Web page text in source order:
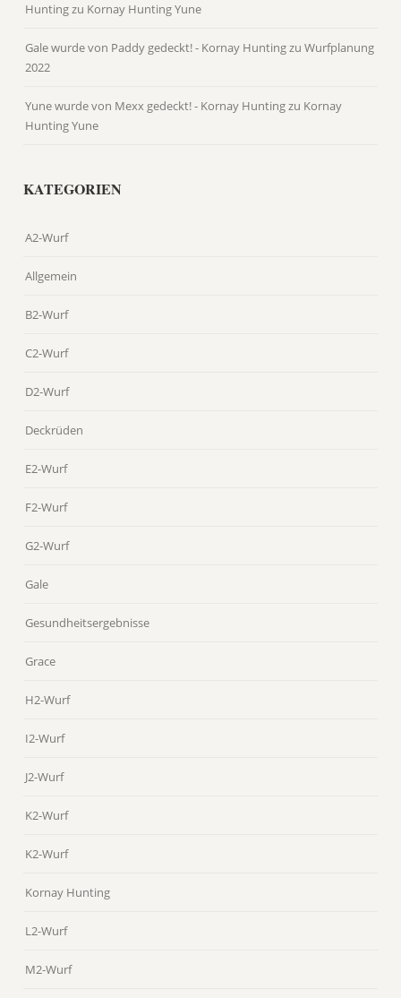
Huntingzu Kornay Hunting Yune
Gale wurde von Paddy gedeckt! - Kornay HuntingzuWurfplanung
2022
Yune wurde von Mexx gedeckt! - Kornay Huntingzu Kornay
Hunting Yune
KATEGORIEN
A2-Wurf
Allgemein
B2-Wurf
C2-Wurf
D2-Wurf
Deckrüden
E2-Wurf
F2-Wurf
G2-Wurf
Gale
Gesundheitsergebnisse
Grace
H2-Wurf
I2-Wurf
J2-Wurf
K2-Wurf
K2-Wurf
Kornay Hunting
L2-Wurf
M2-Wurf